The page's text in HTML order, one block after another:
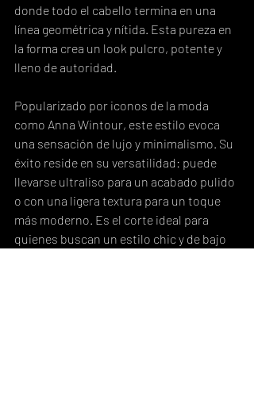
donde todo el cabello termina en una
línea geométrica y nítida. Esta pureza en
la forma crea un look pulcro, potente y
lleno de autoridad.
Popularizado por iconos de la moda
como Anna Wintour, este estilo evoca
una sensación de lujo y minimalismo. Su
éxito reside en su versatilidad: puede
llevarse ultraliso para un acabado pulido
o con una ligera textura para un toque
más moderno. Es el corte ideal para
quienes buscan un estilo chic y de bajo